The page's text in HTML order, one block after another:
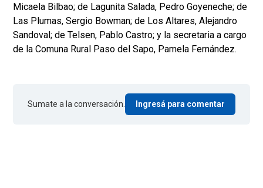
Micaela Bilbao; de Lagunita Salada, Pedro Goyeneche; de
Las Plumas, Sergio Bowman; de Los Altares, Alejandro
Sandoval; de Telsen, Pablo Castro; y la secretaria a cargo
de la Comuna Rural Paso del Sapo, Pamela Fernández.
Sumate a la conversación. Ingresá para comentar